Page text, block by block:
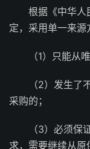
根据《中华人
定，采用单一来源
（1）只能从唯
（2）发生了不
采购的；
（3）必须保证
求，需要继续从